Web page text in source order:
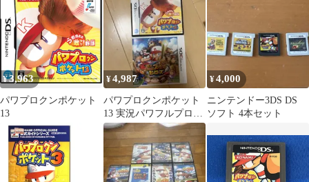
¥3,963
パワプロクンポケット
13
¥4,987
パワプロクンポケット
13 実況パワフルプロ野
球ヒーローズセット！
¥4,000
ニンテンドー3DS DS
ソフト 4本セット